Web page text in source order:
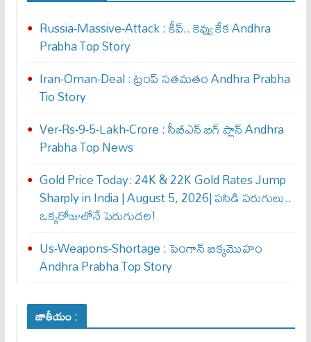
Russia-Massive-Attack : కీవ్‌.. కెవ్వు కేక‌ Andhra
Prabha Top Story
Iran-Oman-Deal : ట్రంప్ స‌త‌మ‌తం Andhra Prabha
Tio Story
Ver-Rs-9-5-Lakh-Crore : సీబీఎన్ బిగ్ ప్లాన్ Andhra
Prabha Top News
Gold Price Today: 24K & 22K Gold Rates Jump
Sharply in India | August 5, 2026| పసిడి పరుగులు..
ఒక్కరోజులోనే పెరుగుద‌ల‌!
Us-Weapons-Shortage : పెంగాన్ బిక్క‌మొహం
Andhra Prabha Top Story
జాతీయం :